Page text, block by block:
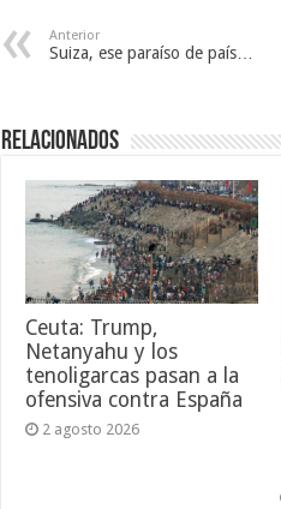
Anterior
Suiza, ese paraíso de país…
Relacionados
Ceuta: Trump,
Netanyahu y los
tenoligarcas pasan a la
ofensiva contra España
2 agosto 2026